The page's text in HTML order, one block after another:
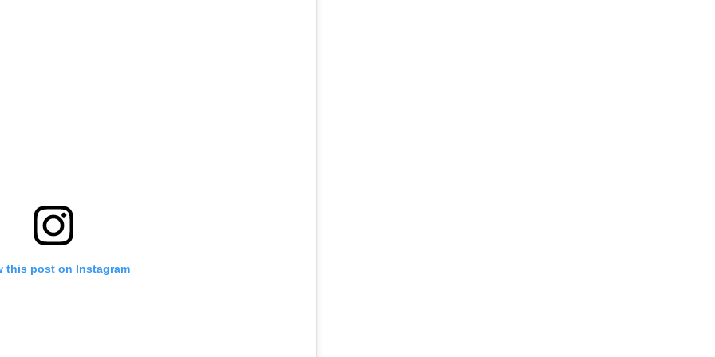
this post on Instagram